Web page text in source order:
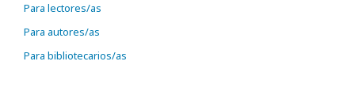
Para lectores/as
Para autores/as
Para bibliotecarios/as